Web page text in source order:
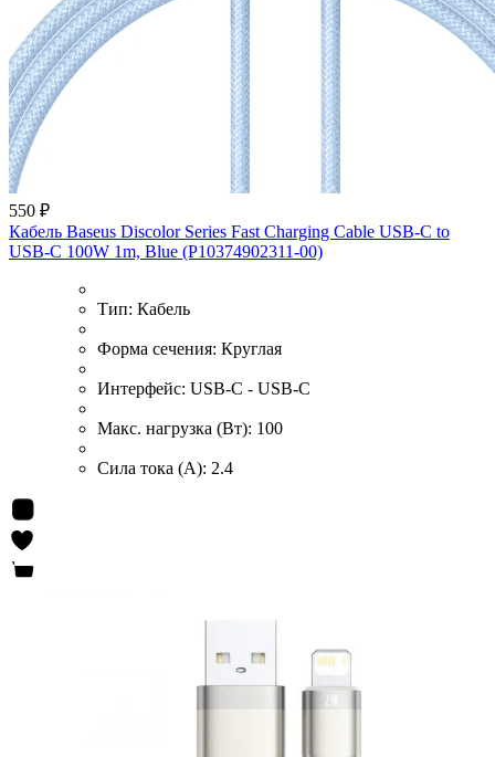
550 ₽
Кабель Baseus Discolor Series Fast Charging Cable USB-C to
USB-C 100W 1m, Blue (P10374902311-00)
Тип: Кабель
Форма сечения: Круглая
Интерфейс: USB-C - USB-C
Макс. нагрузка (Вт): 100
Сила тока (А): 2.4